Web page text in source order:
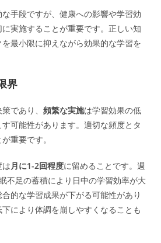
手段ですが、健康への影響や学習効
実施することが重要です。正しい知
最小限に抑えながら効果的な学習を
界
策であり、頻繁な実施は学習効果の低
可能性があります。適切な頻度とタ
重要です。
月に1-2回程度に留めることです。週
不足の蓄積により日中の学習効率が大
的な学習成果が下がる可能性があり
により体調を崩しやすくなることも